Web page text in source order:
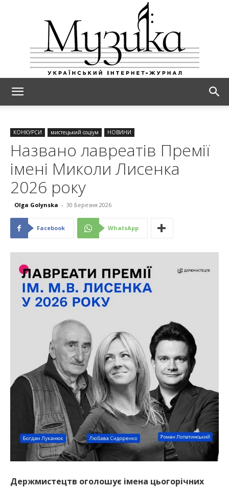
КОНКУРСИ мистецький соціум НОВИНИ
Названо лавреатів Премії
імені Миколи Лисенка
2026 року
Olga Golynska - 30 Березня 2026
Facebook WhatsApp
Держмистецтв оголошує імена цьогорічних